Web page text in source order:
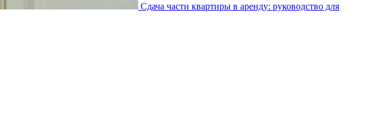
Сдача части квартиры в аренду: руководство для